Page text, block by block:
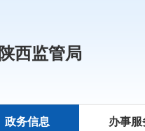
陕西监管局
政务信息 办事服